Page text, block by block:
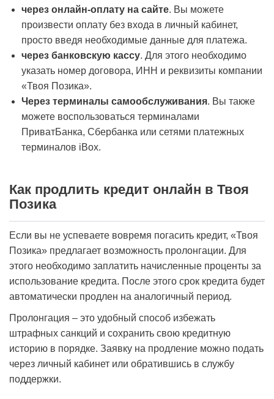
через онлайн-оплату на сайте. Вы можете
произвести оплату без входа в личный кабинет,
просто введя необходимые данные для платежа.
через банковскую кассу. Для этого необходимо
указать номер договора, ИНН и реквизиты компании
«Твоя Позика».
Через терминалы самообслуживания. Вы также
можете воспользоваться терминалами
ПриватБанка, Сбербанка или сетями платежных
терминалов iBox.
Как продлить кредит онлайн в Твоя
Позика
Если вы не успеваете вовремя погасить кредит, «Твоя
Позика» предлагает возможность пролонгации. Для
этого необходимо заплатить начисленные проценты за
использование кредита. После этого срок кредита будет
автоматически продлен на аналогичный период.
Пролонгация – это удобный способ избежать
штрафных санкций и сохранить свою кредитную
историю в порядке. Заявку на продление можно подать
через личный кабинет или обратившись в службу
поддержки.